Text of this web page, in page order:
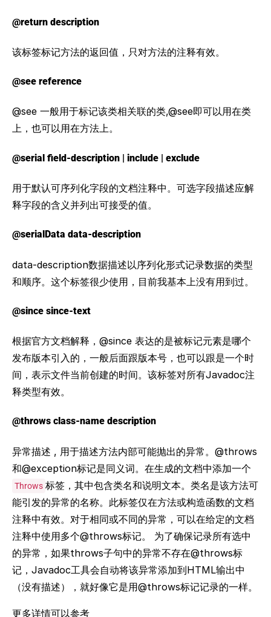
@return description
该标签标记方法的返回值，只对方法的注释有效。
@see reference
@see 一般用于标记该类相关联的类,@see即可以用在类
上，也可以用在方法上。
@serial field-description | include | exclude
用于默认可序列化字段的文档注释中。可选字段描述应解
释字段的含义并列出可接受的值。
@serialData data-description
data-description数据描述以序列化形式记录数据的类型
和顺序。这个标签很少使用，目前我基本上没有用到过。
@since since-text
根据官方文档解释，@since 表达的是被标记元素是哪个
发布版本引入的，一般后面跟版本号，也可以跟是一个时
间，表示文件当前创建的时间。该标签对所有Javadoc注
释类型有效。
@throws class-name description
异常描述 , 用于描述方法内部可能抛出的异常。@throws
和@exception标记是同义词。在生成的文档中添加一个
Throws 标签，其中包含类名和说明文本。类名是该方法可
能引发的异常的名称。此标签仅在方法或构造函数的文档
注释中有效。对于相同或不同的异常，可以在给定的文档
注释中使用多个@throws标记。 为了确保记录所有选中
的异常，如果throws子句中的异常不存在@throws标
记，Javadoc工具会自动将该异常添加到HTML输出中
（没有描述），就好像它是用@throws标记记录的一样。
更多详情可以参考